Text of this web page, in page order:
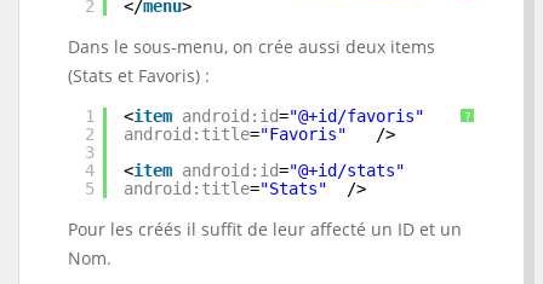
2
</menu>
Dans le sous-menu, on crée aussi deux items
(Stats et Favoris) :
?
1
2
3
4
5
<item android:id="@+id/favoris"
android:title="Favoris"
/>
<item android:id="@+id/stats"
android:title="Stats" />
Pour les créés il suffit de leur affecté un ID et un
Nom.